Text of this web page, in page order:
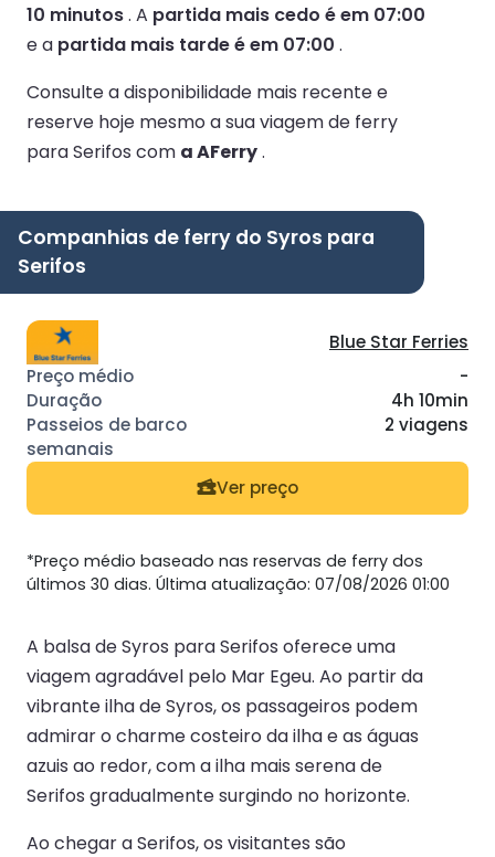
10 minutos. A partida mais cedo é em 07:00
e a partida mais tarde é em 07:00 .
Consulte a disponibilidade mais recente e
reserve hoje mesmo a sua viagem de ferry
para Serifos com a AFerry.
Companhias de ferry do Syros para
Serifos
Blue Star Ferries
-
4h 10min
2 viagens
Ver preço
*Preço médio baseado nas reservas de ferry dos
últimos 30 dias. Última atualização: 07/08/2026 01:00
A balsa de Syros para Serifos oferece uma
viagem agradável pelo Mar Egeu. Ao partir da
vibrante ilha de Syros, os passageiros podem
admirar o charme costeiro da ilha e as águas
azuis ao redor, com a ilha mais serena de
Serifos gradualmente surgindo no horizonte.
Ao chegar a Serifos, os visitantes são